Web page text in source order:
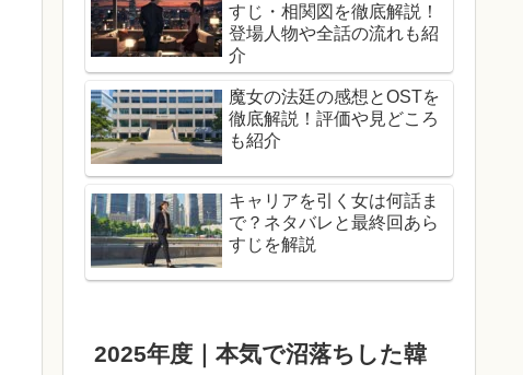
すじ・相関図を徹底解説！
登場人物や全話の流れも紹
介
魔女の法廷の感想とOSTを
徹底解説！評価や見どころ
も紹介
キャリアを引く女は何話ま
で？ネタバレと最終回あら
すじを解説
2025年度｜本気で沼落ちした韓